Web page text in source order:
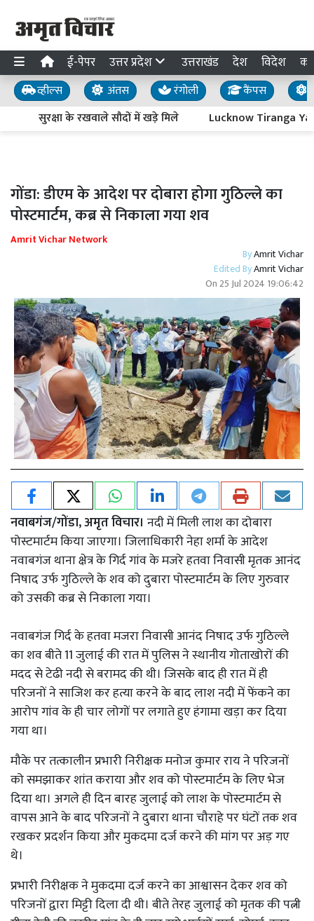
ई-पेपर उत्तर प्रदेश उत्तराखंड देश विदेश
व्हील्स अंतस रंगोली कैंपस
सुरक्षा के रखवाले सौदों में खड़े मिले
Lucknow Tiranga
गोंडा: डीएम के आदेश पर दोबारा होगा गुठिल्ले का
पोस्टमार्टम, कब्र से निकाला गया शव
Amrit Vichar Network
ByAmrit Vichar
Edited ByAmrit Vichar
On 25 Jul 2024 19:06:42
नवाबगंज/गोंडा, अमृत विचार। नदी में मिली लाश का दोबारा
पोस्टमार्टम किया जाएगा। जिलाधिकारी नेहा शर्मा के आदेश
नवाबगंज थाना क्षेत्र के गिर्द गांव के मजरे हतवा निवासी मृतक आनंद
निषाद उर्फ गुठिल्ले के शव को दुबारा पोस्टमार्टम के लिए गुरुवार
को उसकी कब्र से निकाला गया।
नवाबगंज गिर्द के हतवा मजरा निवासी आनंद निषाद उर्फ गुठिल्ले
का शव बीते 11 जुलाई की रात में पुलिस ने स्थानीय गोताखोरों की
मदद से टेढी नदी से बरामद की थी। जिसके बाद ही रात में ही
परिजनों ने साजिश कर हत्या करने के बाद लाश नदी में फेंकने का
आरोप गांव के ही चार लोगों पर लगाते हुए हंगामा खड़ा कर दिया
गया था।
मौके पर तत्कालीन प्रभारी निरीक्षक मनोज कुमार राय ने परिजनों
को समझाकर शांत कराया और शव को पोस्टमार्टम के लिए भेज
दिया था। अगले ही दिन बारह जुलाई को लाश के पोस्टमार्टम से
वापस आने के बाद परिजनों ने दुबारा थाना चौराहे पर घंटों तक शव
रखकर प्रदर्शन किया और मुकदमा दर्ज करने की मांग पर अड़ गए
थे।
प्रभारी निरीक्षक ने मुकदमा दर्ज करने का आश्वासन देकर शव को
परिजनों द्वारा मिट्टी दिला दी थी। बीते तेरह जुलाई को मृतक की पत्नी